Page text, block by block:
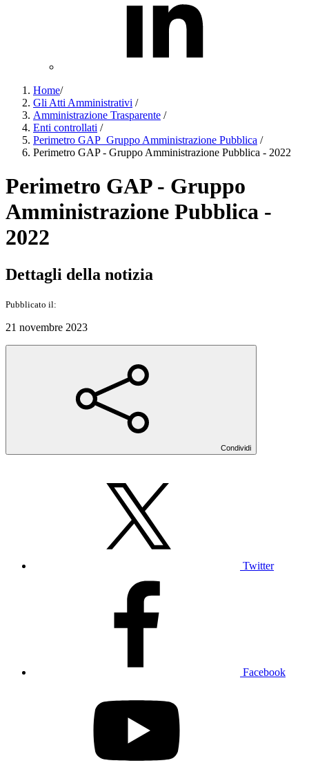
Home/
Gli Atti Amministrativi /
Amministrazione Trasparente /
Enti controllati /
Perimetro GAP_Gruppo Amministrazione Pubblica /
Perimetro GAP - Gruppo Amministrazione Pubblica - 2022
Perimetro GAP - Gruppo
Amministrazione Pubblica -
2022
Dettagli della notizia
Pubblicato il:
21 novembre 2023
Condividi
Twitter
Facebook